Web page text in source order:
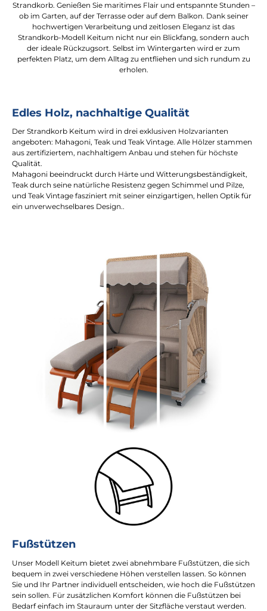
Strandkorb. Genießen Sie maritimes Flair und entspannte Stunden –
ob im Garten, auf der Terrasse oder auf dem Balkon. Dank seiner
hochwertigen Verarbeitung und zeitlosen Eleganz ist das
Strandkorb-Modell Keitum nicht nur ein Blickfang, sondern auch
der ideale Rückzugsort. Selbst im Wintergarten wird er zum
perfekten Platz, um dem Alltag zu entfliehen und sich rundum zu
erholen.
Edles Holz, nachhaltige Qualität
Der Strandkorb Keitum wird in drei exklusiven Holzvarianten
angeboten: Mahagoni, Teak und Teak Vintage. Alle Hölzer stammen
aus zertifiziertem, nachhaltigem Anbau und stehen für höchste
Qualität.
Mahagoni beeindruckt durch Härte und Witterungsbeständigkeit,
Teak durch seine natürliche Resistenz gegen Schimmel und Pilze,
und Teak Vintage fasziniert mit seiner einzigartigen, hellen Optik für
ein unverwechselbares Design..
Fußstützen
Unser Modell Keitum bietet zwei abnehmbare Fußstützen, die sich
bequem in zwei verschiedene Höhen verstellen lassen. So können
Sie und Ihr Partner individuell entscheiden, wie hoch die Fußstützen
sein sollen. Für zusätzlichen Komfort können die Fußstützen bei
Bedarf einfach im Stauraum unter der Sitzfläche verstaut werden.